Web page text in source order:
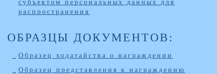
субъектом персональных данных для
распространения
ОБРАЗЦЫ ДОКУМЕНТОВ:
Образец ходатайства о награждении
Образец представления к награждению